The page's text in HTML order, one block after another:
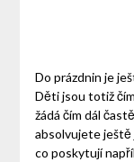
Do prázdnin je
Děti jsou totiž
žádá čím dál
absolvujete ještě
co poskytují